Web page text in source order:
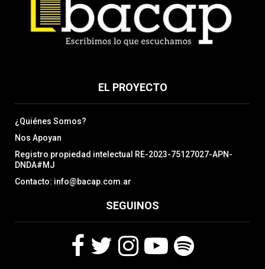
EL PROYECTO
¿Quiénes Somos?
Nos Apoyan
Registro propiedad intelectual RE-2023-75127027-APN-
DNDA#MJ
Contacto: info@bacap.com.ar
SEGUINOS